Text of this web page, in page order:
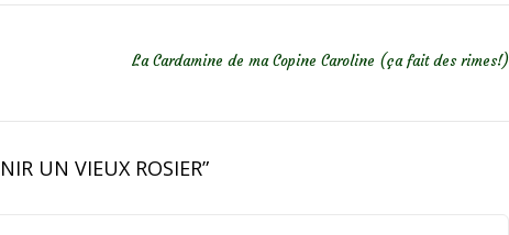
La Cardamine de ma Copine Caroline (ça fait des rimes!)
UN VIEUX ROSIER”